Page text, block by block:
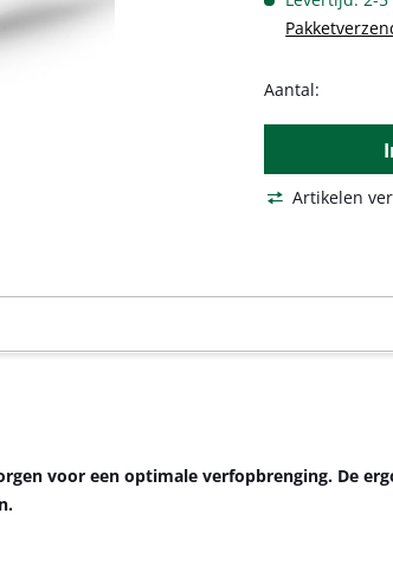
Aantal:
Artikelen
voor een optimale verfopbrenging. De